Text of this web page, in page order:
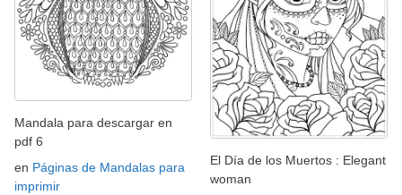
Mandala para descargar en
pdf 6
en Páginas de Mandalas para
imprimir
El Día de los Muertos : Elegant
woman